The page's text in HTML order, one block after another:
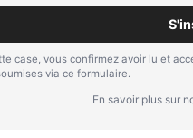
case, vous confirmez avoir lu et
via ce formulaire.
En savoir plus sur